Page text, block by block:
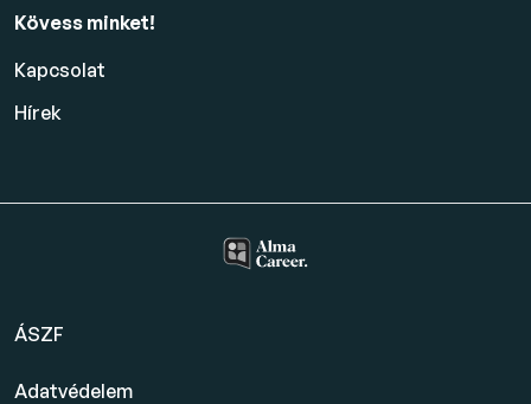
Kövess minket!
Kapcsolat
Hírek
ÁSZF
Adatvédelem